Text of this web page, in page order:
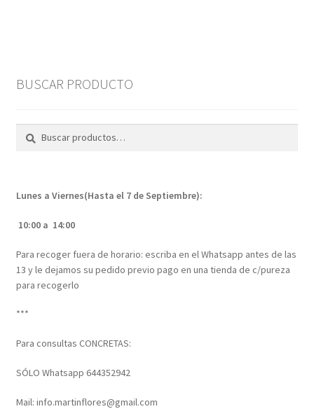
BUSCAR PRODUCTO
Buscar
Buscar
Lunes a Viernes(Hasta el 7 de Septiembre):
10:00 a 14:00
Para recoger fuera de horario: escriba en el Whatsapp antes de las
13 y le dejamos su pedido previo pago en una tienda de c/pureza
para recogerlo
***
Para consultas CONCRETAS:
SÓLO Whatsapp 644352942
Mail: info.martinflores@gmail.com